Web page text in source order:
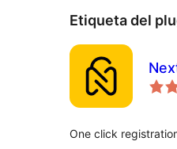
Etiqueta del
One click